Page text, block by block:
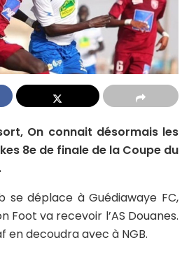
On connait désormais les
8e de finale de la Coupe du
se déplace à Guédiawaye FC,
Foot va recevoir l’AS Douanes.
en decoudra avec à NGB.